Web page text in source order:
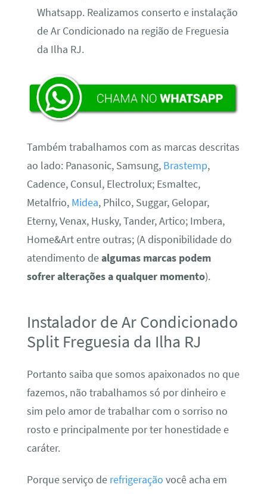
Whatsapp. Realizamos conserto e instalação
de Ar Condicionado na região de Freguesia
da Ilha RJ.
Também trabalhamos com as marcas descritas
ao lado: Panasonic, Samsung, Brastemp,
Cadence, Consul, Electrolux; Esmaltec,
Metalfrio, Midea, Philco, Suggar, Gelopar,
Eterny, Venax, Husky, Tander, Artico; Imbera,
Home&Art entre outras; (A disponibilidade do
atendimento dealgumas marcas podem
sofrer alterações a qualquer momento).
Instalador de Ar Condicionado
Split Freguesia da Ilha RJ
Portanto saiba que somos apaixonados no que
fazemos, não trabalhamos só por dinheiro e
sim pelo amor de trabalhar com o sorriso no
rosto e principalmente por ter honestidade e
caráter.
Porque serviço de refrigeração você acha em